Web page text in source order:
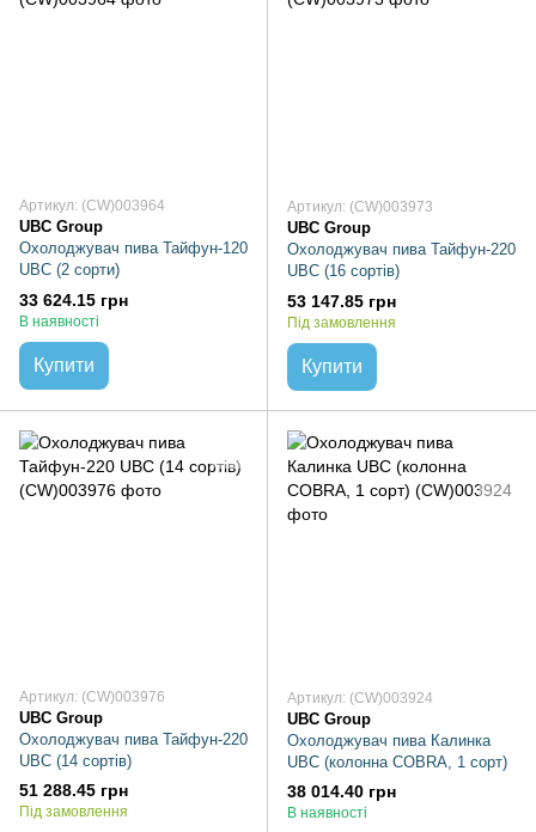
Артикул: (CW)003964
UBC Group
Охолоджувач пива Тайфун-120
UBC (2 сорти)
33 624.15 грн
В наявності
Купити
Артикул: (CW)003973
UBC Group
Охолоджувач пива Тайфун-220
UBC (16 сортів)
53 147.85 грн
Під замовлення
Купити
Артикул: (CW)003976
UBC Group
Охолоджувач пива Тайфун-220
UBC (14 сортів)
51 288.45 грн
Під замовлення
Артикул: (CW)003924
UBC Group
Охолоджувач пива Калинка
UBC (колонна COBRA, 1 сорт)
38 014.40 грн
В наявності